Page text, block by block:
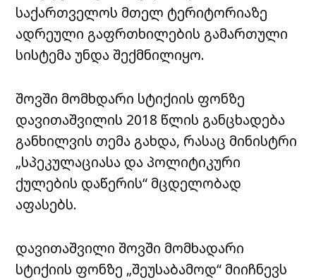
საქართველოს მთელ ტერიტორიაზე
ადრეული გაფრთხილების გამართული
სისტემა უნდა შექმნილიყო.
შოვში მომხდარი სტიქიის ფონზე
დავითაშვილის 2018 წლის განცხადება
განხილვის თემა გახდა, რასაც მინისტრი
„სპეკულაციასა და პოლიტიკური
ქულების დაწერის“ მცდელობად
აფასებს.
დავითაშვილი შოვში მომხადარი
სტიქიის ფონზე „შეუსაბამოდ“ მიიჩნევს